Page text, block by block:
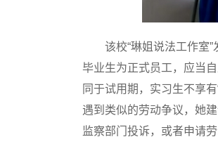
该校“琳姐说法工作室”
毕业生为正式员工，应当
同于试用期，实习生不享
遇到类似的劳动争议，她
监察部门投诉，或者申请